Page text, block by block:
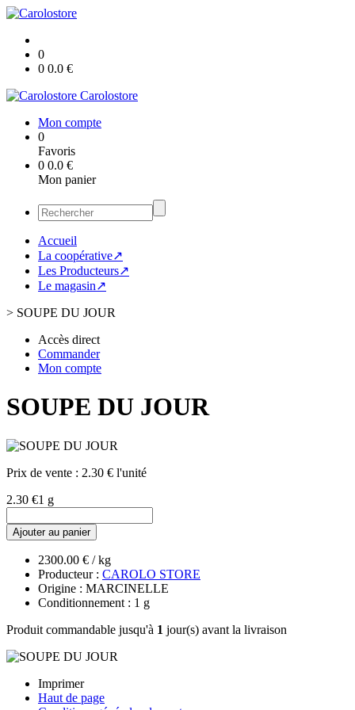
0
0 0.0 €
Carolostore
Mon compte
0
Favoris
0 0.0 €
Mon panier
Accueil
La coopérative↗
Les Producteurs↗
Le magasin↗
> SOUPE DU JOUR
Accès direct
Commander
Mon compte
SOUPE DU JOUR
Prix de vente : 2.30 € l'unité
2.30 €1 g
Ajouter au panier
2300.00 € / kg
Producteur : CAROLO STORE
Origine : MARCINELLE
Conditionnement : 1 g
Produit commandable jusqu'à 1 jour(s) avant la livraison
Imprimer
Haut de page